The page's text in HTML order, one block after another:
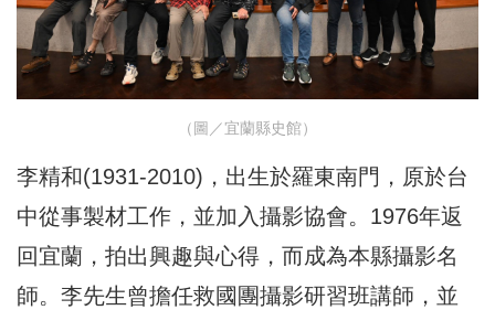
（圖／宜蘭縣史館）
李精和(1931-2010)，出生於羅東南門，原於台
中從事製材工作，並加入攝影協會。1976年返
回宜蘭，拍出興趣與心得，而成為本縣攝影名
師。李先生曾擔任救國團攝影研習班講師，並